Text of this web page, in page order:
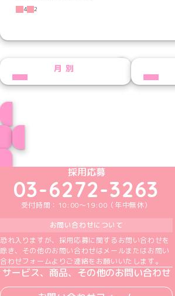
4
2
NEXT
月別
めいどりーみんTikTok公式
めいどりーみんX公式
めいどりーみん
めいどりー
めい
採用応募
03-6272-3263
受付時間：10:00～19:00（年中無休）
お問い合わせについて
恐れ入りますが、採用応募に関するお問い合わせを
除き、その他のお問い合わせはメールまたはお問い
合わせフォームよりご連絡をお願いいたします。
サービス、商品、その他のお問い合わせ